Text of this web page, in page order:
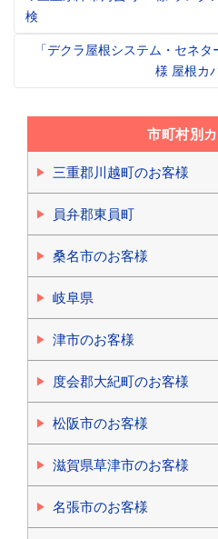
navigation
検
「デクラ屋根システム・セネ
様 屋根カ
市町村別
三重郡川越町のお客様
員弁郡東員町
桑名市のお客様
岐阜県
津市のお客様
度会郡大紀町のお客様
松阪市のお客様
滋賀県草津市のお客様
名張市のお客様